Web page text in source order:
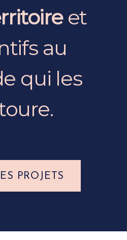
et
au
qui les
PROJETS